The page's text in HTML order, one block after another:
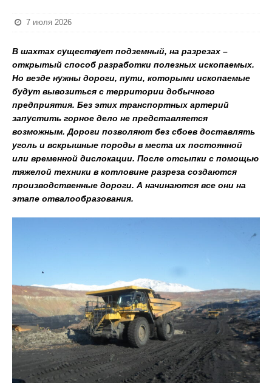
7 июля 2026
В шахтах существует подземный, на разрезах –
открытый способ разработки полезных ископаемых.
Но везде нужны дороги, пути, которыми ископаемые
будут вывозиться с территории добычного
предприятия. Без этих транспортных артерий
запустить горное дело не представляется
возможным. Дороги позволяют без сбоев доставлять
уголь и вскрышные породы в места их постоянной
или временной дислокации. После отсыпки с помощью
тяжелой техники в котловине разреза создаются
производственные дороги. А начинаются все они на
этапе отвалообразования.